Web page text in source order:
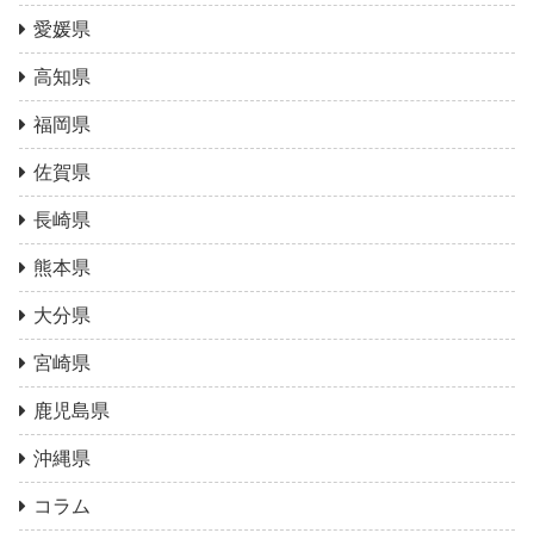
愛媛県
高知県
福岡県
佐賀県
長崎県
熊本県
大分県
宮崎県
鹿児島県
沖縄県
コラム